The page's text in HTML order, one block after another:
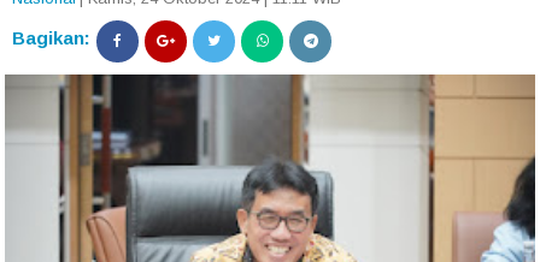
Bagikan: